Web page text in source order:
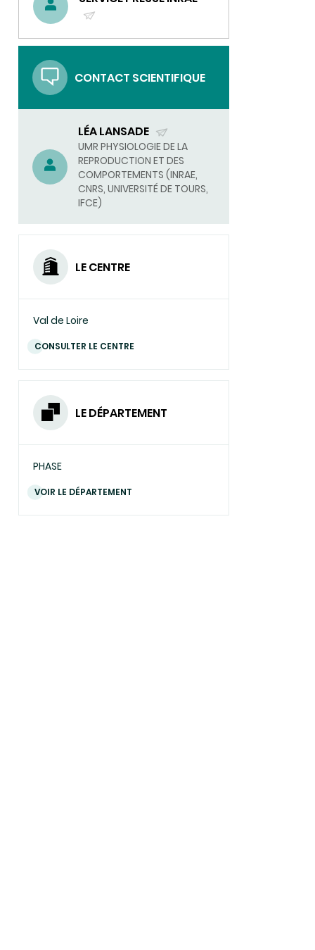
UN
CONTACT SCIENTIFIQUE
LÉA LANSADE
(ENVOYER
UN
COURRIEL)
UMR PHYSIOLOGIE DE LA
REPRODUCTION ET DES
COMPORTEMENTS (INRAE,
CNRS, UNIVERSITÉ DE TOURS,
IFCE)
LE CENTRE
Val de Loire
CONSULTER LE CENTRE
LE DÉPARTEMENT
PHASE
VOIR LE DÉPARTEMENT